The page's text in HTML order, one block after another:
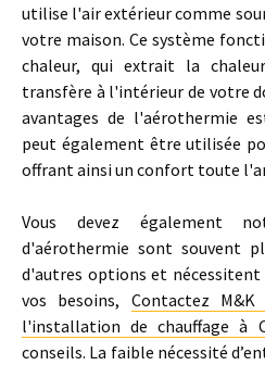
utilise l'air extérieur comme
votre maison. Ce système
chaleur, qui extrait la
transfère à l'intérieur de votre
avantages de l'aérothermie
peut également être utilisée
offrant ainsi un confort toute
Vous devez également
d'aérothermie sont souvent
d'autres options et
vos besoins, Contactez M&K
l'installation de chauffage à
conseils. La faible nécessité